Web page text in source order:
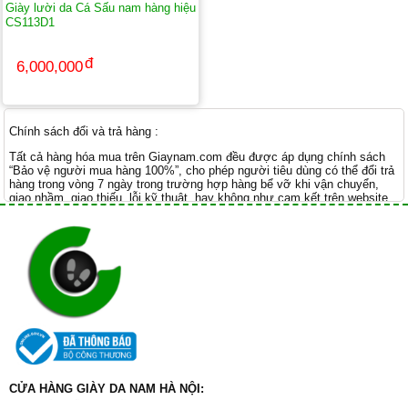
Giày lười da Cá Sấu nam hàng hiệu
CS113D1
6,000,000
Chính sách đổi và trả hàng :
Tất cả hàng hóa mua trên Giaynam.com đều được áp dụng chính sách
“Bảo vệ người mua hàng 100%”, cho phép người tiêu dùng có thể đổi trả
hàng trong vòng 7 ngày trong trường hợp hàng bể vỡ khi vận chuyển,
giao nhầm, giao thiếu, lỗi kỹ thuật, hay không như cam kết trên website.
CỬA HÀNG GIÀY DA NAM HÀ NỘI: